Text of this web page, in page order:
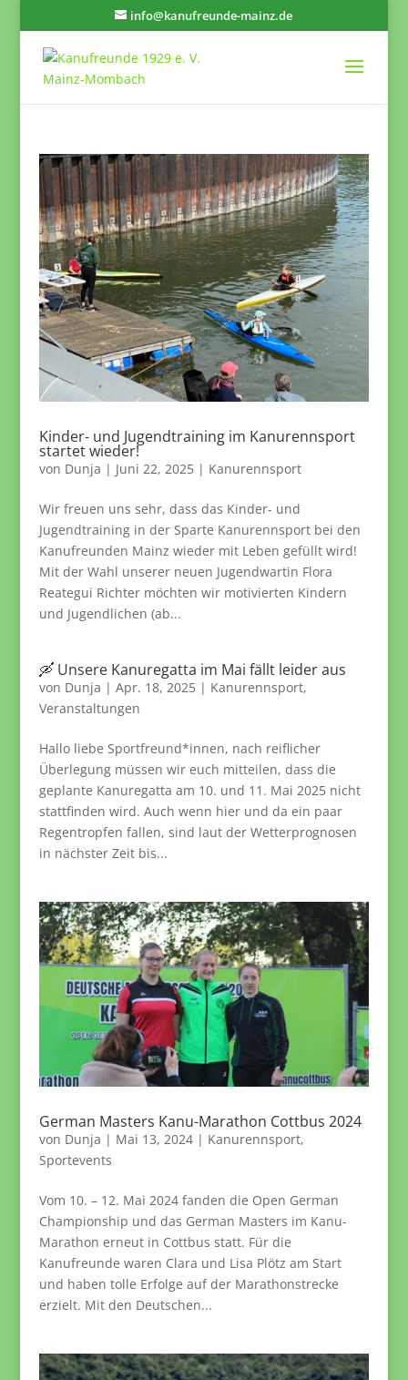
info@kanufreunde-mainz.de
Kinder- und Jugendtraining im Kanurennsport
startet wieder!
von Dunja | Juni 22, 2025| Kanurennsport
Wir freuen uns sehr, dass das Kinder- und
Jugendtraining in der Sparte Kanurennsport bei den
Kanufreunden Mainz wieder mit Leben gefüllt wird!
Mit der Wahl unserer neuen Jugendwartin Flora
Reategui Richter möchten wir motivierten Kindern
und Jugendlichen (ab...
🛶 Unsere Kanuregatta im Mai fällt leider aus
von Dunja | Apr. 18, 2025| Kanurennsport,
Veranstaltungen
Hallo liebe Sportfreund*innen, nach reiflicher
Überlegung müssen wir euch mitteilen, dass die
geplante Kanuregatta am 10. und 11. Mai 2025 nicht
stattfinden wird. Auch wenn hier und da ein paar
Regentropfen fallen, sind laut der Wetterprognosen
in nächster Zeit bis...
German Masters Kanu-Marathon Cottbus 2024
von Dunja | Mai 13, 2024| Kanurennsport,
Sportevents
Vom 10. – 12. Mai 2024 fanden die Open German
Championship und das German Masters im Kanu-
Marathon erneut in Cottbus statt. Für die
Kanufreunde waren Clara und Lisa Plötz am Start
und haben tolle Erfolge auf der Marathonstrecke
erzielt. Mit den Deutschen...